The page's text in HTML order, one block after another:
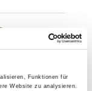
Funktionen für
Website zu analysieren.